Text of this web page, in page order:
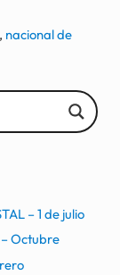
nacional de
– 1 de julio
– Octubre